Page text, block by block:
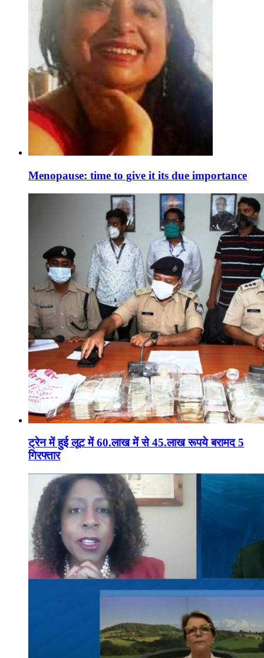
Menopause: time to give it its due importance
ट्रेन में हुई लूट में 60.लाख में से 45.लाख रूपये बरामद 5
गिरफ्तार